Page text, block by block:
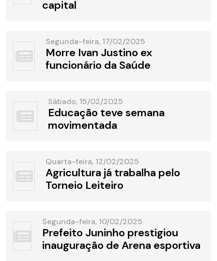
capital
Segunda-feira, 17/02/2025
Morre Ivan Justino ex
funcionário da Saúde
Sábado, 15/02/2025
Educação teve semana
movimentada
Quarta-feira, 12/02/2025
Agricultura já trabalha pelo
Torneio Leiteiro
Segunda-feira, 10/02/2025
Prefeito Juninho prestigiou
inauguração de Arena esportiva